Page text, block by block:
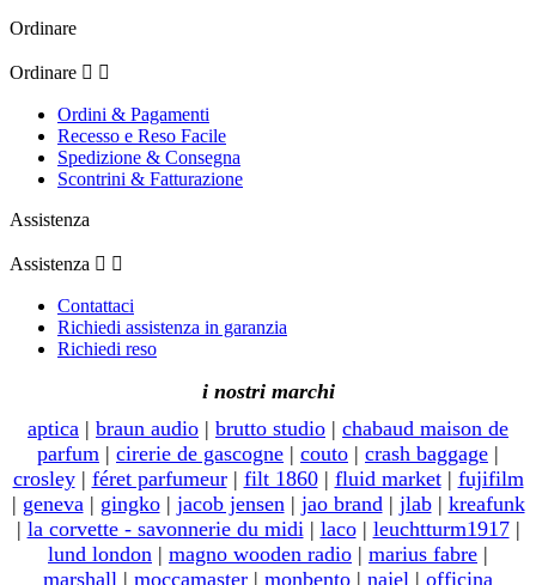
Ordinare
Ordinare  
Ordini & Pagamenti
Recesso e Reso Facile
Spedizione & Consegna
Scontrini & Fatturazione
Assistenza
Assistenza  
Contattaci
Richiedi assistenza in garanzia
Richiedi reso
i nostri marchi
aptica | braun audio | brutto studio | chabaud maison de
parfum | cirerie de gascogne | couto | crash baggage |
crosley| féret parfumeur| filt 1860| fluid market| fujifilm
| geneva| gingko| jacob jensen| jao brand| jlab| kreafunk
| la corvette - savonnerie du midi| laco| leuchtturm1917|
lund london | magno wooden radio | marius fabre |
marshall | moccamaster | monbento | najel | officina